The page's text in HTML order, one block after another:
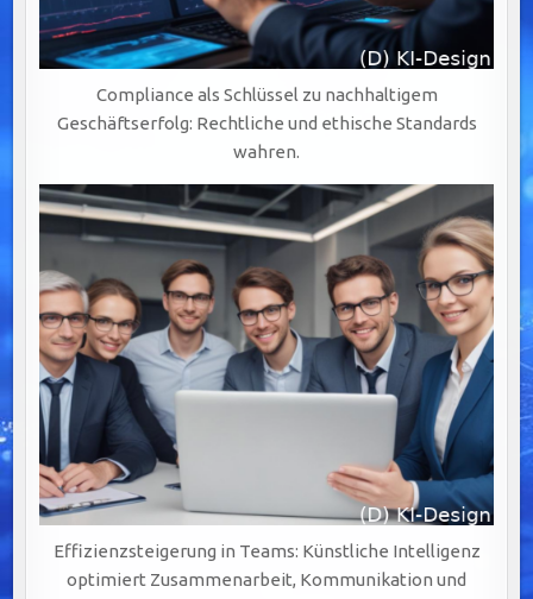
Compliance als Schlüssel zu nachhaltigem
Geschäftserfolg: Rechtliche und ethische Standards
wahren.
Effizienzsteigerung in Teams: Künstliche Intelligenz
optimiert Zusammenarbeit, Kommunikation und